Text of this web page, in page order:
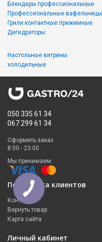
Блендеры профессиональные
Профессиональные вафельницы
Грили контактные прижимные
Дегидраторы
Настольные витрины
холодильные
050 335 61 34
067 299 61 34
Оформить заказ
8:00 - 23:00
Мы принимаем:
Поддержка клиентов
Контакты
Вернуть товар
Карта сайта
Личный кабинет
КНОПКА
ЗВ'ЯЗКУ